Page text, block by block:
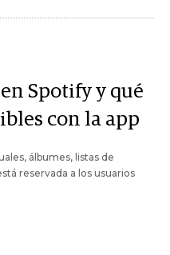
Spotify y qué
con la app
álbumes, listas de
reservada a los usuarios